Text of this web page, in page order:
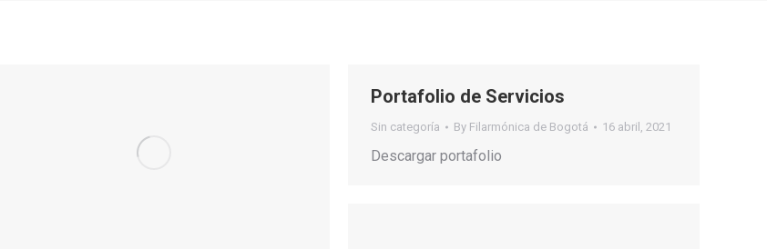
Portafolio de Servicios
Sin categoría By Filarmónica de Bogotá 16 abril, 2021
Descargar portafolio